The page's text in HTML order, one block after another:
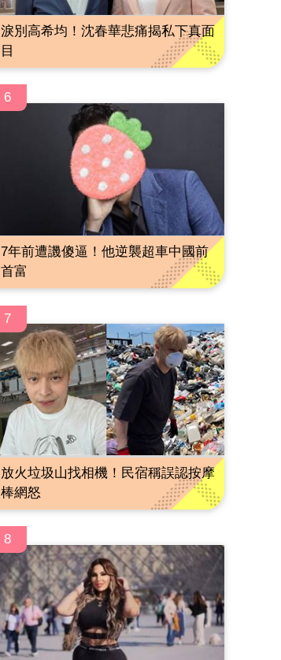
淚別高希均！沈春華悲痛揭私下真面
目
6
7年前遭譏傻逼！他逆襲超車中國前
首富
7
放火垃圾山找相機！民宿稱誤認按摩
棒網怒
8